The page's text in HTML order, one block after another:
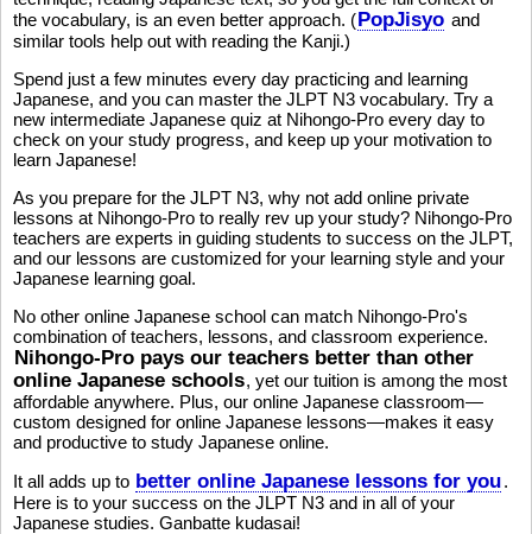
the vocabulary, is an even better approach. (PopJisyo and
similar tools help out with reading the Kanji.)
Spend just a few minutes every day practicing and learning
Japanese, and you can master the JLPT N3 vocabulary. Try a
new intermediate Japanese quiz at Nihongo-Pro every day to
check on your study progress, and keep up your motivation to
learn Japanese!
As you prepare for the JLPT N3, why not add online private
lessons at Nihongo-Pro to really rev up your study? Nihongo-Pro
teachers are experts in guiding students to success on the JLPT,
and our lessons are customized for your learning style and your
Japanese learning goal.
No other online Japanese school can match Nihongo-Pro's
combination of teachers, lessons, and classroom experience.
Nihongo-Pro pays our teachers better than other
online Japanese schools, yet our tuition is among the most
affordable anywhere. Plus, our online Japanese classroom—
custom designed for online Japanese lessons—makes it easy
and productive to study Japanese online.
It all adds up to better online Japanese lessons for you.
Here is to your success on the JLPT N3 and in all of your
Japanese studies. Ganbatte kudasai!